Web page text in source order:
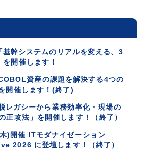
幹システムのリアルを変える、3
開催します！
資産の課題を解決する4つの
開催します！(終了)
レガシーから業務効率化・現場の
正攻法」を開催します！（終了）
)開催 ITモダナイゼーション
2026 に登壇します！（終了）